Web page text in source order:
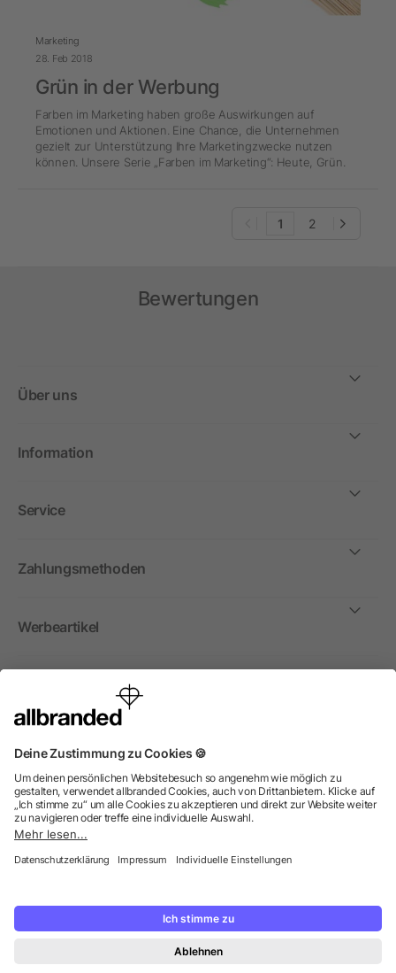
Marketing
28. Feb 2018
Grün in der Werbung
Farben im Marketing haben große Auswirkungen auf
Emotionen und Aktionen. Eine Chance, die Unternehmen
gezielt zur Unterstützung Ihre Marketingzwecke nutzen
können. Unsere Serie „Farben im Marketing“: Heute, Grün.
1 2
Bewertungen
Über uns
Information
Service
Zahlungsmethoden
Werbeartikel
International
Wir verkaufen Werbeartikel, Werbemittel und Werbegeschenke
MwSt.